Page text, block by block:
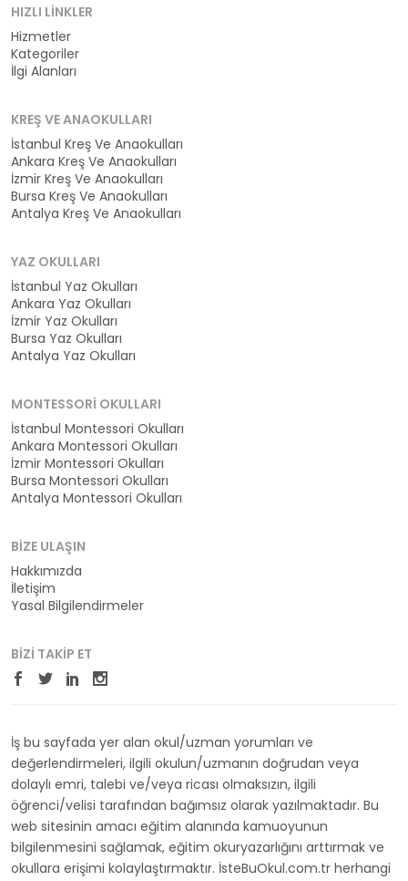
HIZLI LINKLER
Hizmetler
Kategoriler
İlgi Alanları
KREŞ VE ANAOKULLARI
İstanbul Kreş Ve Anaokulları
Ankara Kreş Ve Anaokulları
İzmir Kreş Ve Anaokulları
Bursa Kreş Ve Anaokulları
Antalya Kreş Ve Anaokulları
YAZ OKULLARI
İstanbul Yaz Okulları
Ankara Yaz Okulları
İzmir Yaz Okulları
Bursa Yaz Okulları
Antalya Yaz Okulları
MONTESSORI OKULLARI
İstanbul Montessori Okulları
Ankara Montessori Okulları
İzmir Montessori Okulları
Bursa Montessori Okulları
Antalya Montessori Okulları
BIZE ULAŞIN
Hakkımızda
İletişim
Yasal Bilgilendirmeler
BIZI TAKIP ET
İş bu sayfada yer alan okul/uzman yorumları ve
değerlendirmeleri, ilgili okulun/uzmanın doğrudan veya
dolaylı emri, talebi ve/veya ricası olmaksızın, ilgili
öğrenci/velisi tarafından bağımsız olarak yazılmaktadır. Bu
web sitesinin amacı eğitim alanında kamuoyunun
bilgilenmesini sağlamak, eğitim okuryazarlığını arttırmak ve
okullara erişimi kolaylaştırmaktır. İsteBuOkul.com.tr herhangi